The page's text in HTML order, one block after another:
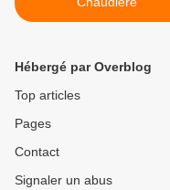
Hébergé par Overblog
Top articles
Pages
Contact
Signaler un abus